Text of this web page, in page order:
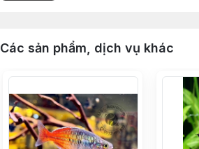
Các sản phẩm, dịch vụ khác